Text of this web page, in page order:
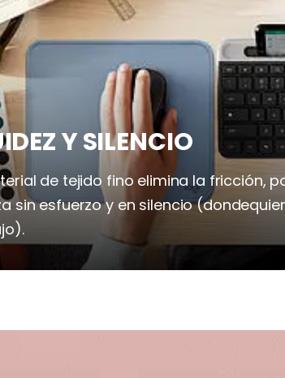
Y SILENCIO
de tejido fino elimina la fricción,
sin esfuerzo y en silencio